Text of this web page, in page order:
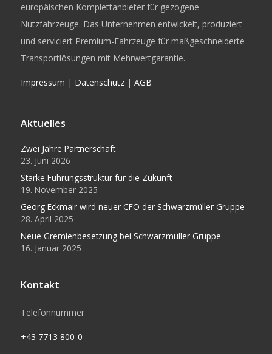
europäischen Komplettanbieter für gezogene
Nutzfahrzeuge. Das Unternehmen entwickelt, produziert
und serviciert Premium-Fahrzeuge für maßgeschneiderte
Transportlösungen mit Mehrwertgarantie.
Impressum | Datenschutz| AGB
Aktuelles
Zwei Jahre Partnerschaft
23. Juni 2026
Starke Führungsstruktur für die Zukunft
19. November 2025
Georg Eckmair wird neuer CFO der Schwarzmüller Gruppe
28. April 2025
Neue Gremienbesetzung bei Schwarzmüller Gruppe
16. Januar 2025
Kontakt
Telefonnummer
+43 7713 800-0